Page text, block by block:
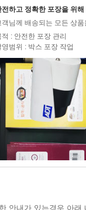
명할 수 없듯이 새
지금처럼 살기 사
것이다.
력을 높인다. 건강
책을 읽으며 마음
전하고 정확한 포장을 위
객님께 배송되는 모든 상
적 : 안전한 포장 관리
영범위 : 박스 포장 작업
안내가 있는경우 아